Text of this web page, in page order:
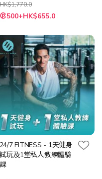
500+HK$655.0
24/7 FITNESS - 1天健身
試玩及1堂私人教練體驗
課